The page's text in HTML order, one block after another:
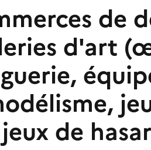
de
d'art
de